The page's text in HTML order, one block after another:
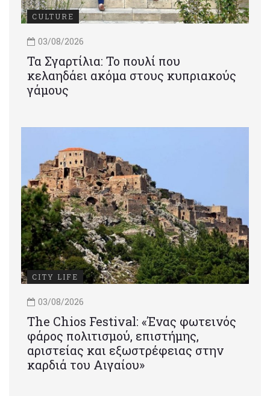
CULTURE
03/08/2026
Τα Σγαρτίλια: Το πουλί που
κελαηδάει ακόμα στους κυπριακούς
γάμους
CITY LIFE
03/08/2026
Τhe Chios Festival: «Ένας φωτεινός
φάρος πολιτισμού, επιστήμης,
αριστείας και εξωστρέφειας στην
καρδιά του Αιγαίου»